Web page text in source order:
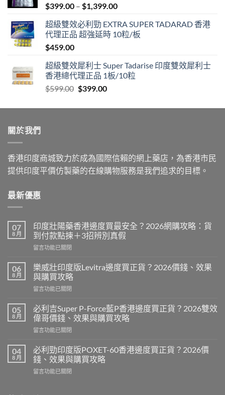
$399.00 – $1,399.00Price
$399.00
through
超級雙效必利勁 EXTRA SUPER TADARAD 香港
代理正品 超強延時 10粒/板
$459.00
超級雙效犀利士 Super Tadarise 印度雙效犀利士
香港總代理正品 1板/10粒
$599.00 Original
was:
$399.00Current
is:
關於我們
香港印度商城致力於成為國際信賴的網上藥店，為香港市民
提供印度平價仿製藥的在線購物服務是我們追求的目標。
最新優惠
07
8 月
印度壯陽藥香港邊度買最安全？2026網購攻略：貨
到付款點揀＋3招辨別真假
在
度
壯
陽
藥
港
邊
度
買
安
全？
網
留言功能已關閉
06
8 月
樂威壯印度版Levitra邊度買正貨？2026價錢、效果
與購買攻略
在
威
壯
印
度
Levitra
邊
度
買
留言功能已關閉
05
8 月
必利吉Super P-Force藍P香港邊度買正貨？2026雙效
偉哥價錢、效果與購買攻略
在
利
吉
Super
P-
留言功能已關閉
04
8 月
必利勁印度版POXET-60香港邊度買正貨？2026價
錢、效果與購買攻略
在
留言功能已關閉